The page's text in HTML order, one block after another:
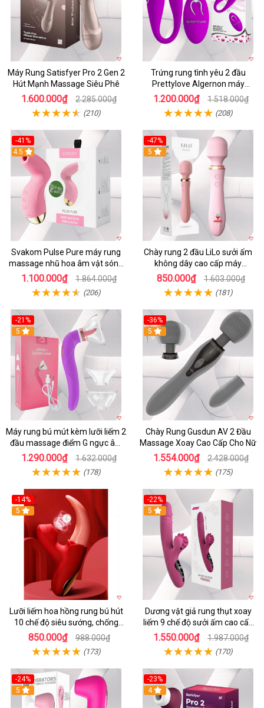
Máy Rung Satisfyer Pro 2 Gen 2
Hút Mạnh Massage Siêu Phê
1.600.000₫ 2.285.000₫
(210)
Trứng rung tình yêu 2 đầu
Prettylove Algernon máy
massage điểm G không dây
1.200.000₫ 1.518.000₫
(208)
-41%
4.5
Svakom Pulse Pure máy rung
massage nhũ hoa âm vật sóng
âm
1.100.000₫ 1.864.000₫
(206)
-47%
5
Chày rung 2 đầu LiLo sưởi ấm
không dây cao cấp máy
massage G
850.000₫ 1.603.000₫
(181)
-21%
5
Máy rung bú mút kèm lưỡi liếm 2
đầu massage điểm G ngực âm
đạo
1.290.000₫ 1.632.000₫
(178)
-36%
5
Chày Rung Gusdun AV 2 Đầu
Massage Xoay Cao Cấp Cho Nữ
1.554.000₫ 2.428.000₫
(175)
-14%
5
Lưỡi liếm hoa hồng rung bú hút
10 chế độ siêu sướng, chống
nước
850.000₫ 988.000₫
(173)
-22%
5
Dương vật giả rung thụt xoay
liếm 9 chế độ sưởi ấm cao cấp
Yeain Hot Whell
1.550.000₫ 1.987.000₫
(170)
-24%
5
-23%
4